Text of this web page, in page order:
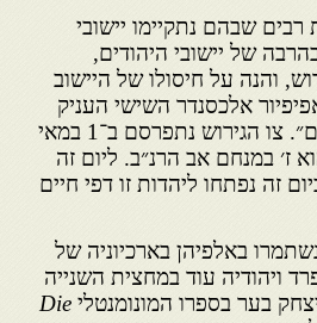
שבהם נתקיימו יישובי
של יישובי היהודים,
והנה על חיסולו של היישוב
ואיסבל, שהאפיפיור אלכסנדר השישי העניק
להם על פעליהם בכלל את התואר ״המלכים הקתוליים״. צו הגירוש נתפרסם ב־1 במאי
והמועד ליציאה נקבע ל־ 31 ביולי 1492, הוא ז׳ במנחם אב הרנ״ב. ליום זה
זה נפתחו ליהדות זו דפי חיים
באלפיהן בארכיוניה של
ויהודיה עוד במחצית השנייה
בער בספרו המונומנטלי Die